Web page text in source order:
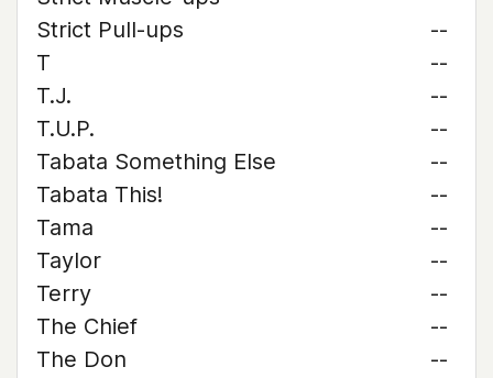
Strict Pull-ups
--
T
--
T.J.
--
T.U.P.
--
Tabata Something Else
--
Tabata This!
--
Tama
--
Taylor
--
Terry
--
The Chief
--
The Don
--